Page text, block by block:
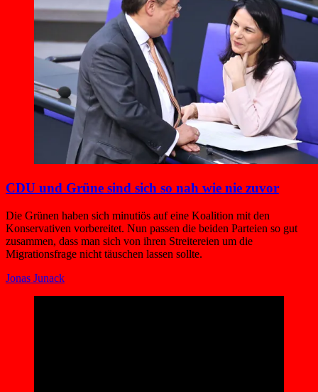
CDU und Grüne sind sich so nah wie nie zuvor
Die Grünen haben sich minutiös auf eine Koalition mit den
Konservativen vorbereitet. Nun passen die beiden Parteien so gut
zusammen, dass man sich von ihren Streitereien um die
Migrationsfrage nicht täuschen lassen sollte.
Jonas Junack